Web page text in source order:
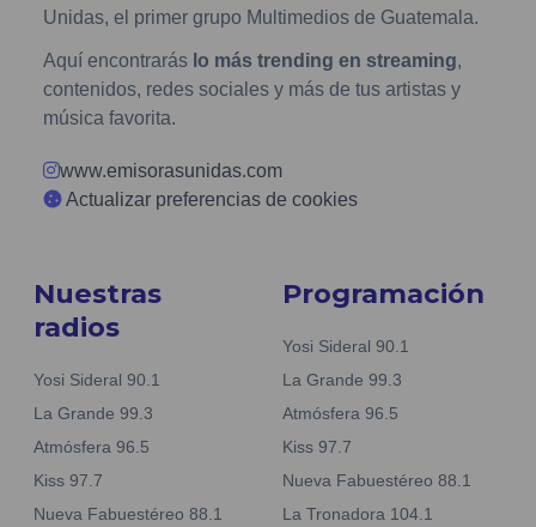
Unidas, el primer grupo Multimedios de Guatemala.
Aquí encontrarás lo más trending en streaming,
contenidos, redes sociales y más de tus artistas y
música favorita.
www.emisorasunidas.com
Actualizar preferencias de cookies
Nuestras
radios
Yosi Sideral 90.1
La Grande 99.3
Atmósfera 96.5
Kiss 97.7
Nueva Fabuestéreo 88.1
Programación
Yosi Sideral 90.1
La Grande 99.3
Atmósfera 96.5
Kiss 97.7
Nueva Fabuestéreo 88.1
La Tronadora 104.1